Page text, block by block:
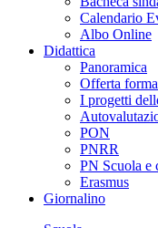
Calendario
Albo Online
Didattica
Panoramica
Offerta
I progetti
PON
PNRR
PN Scuola e
Erasmus
Giornalino